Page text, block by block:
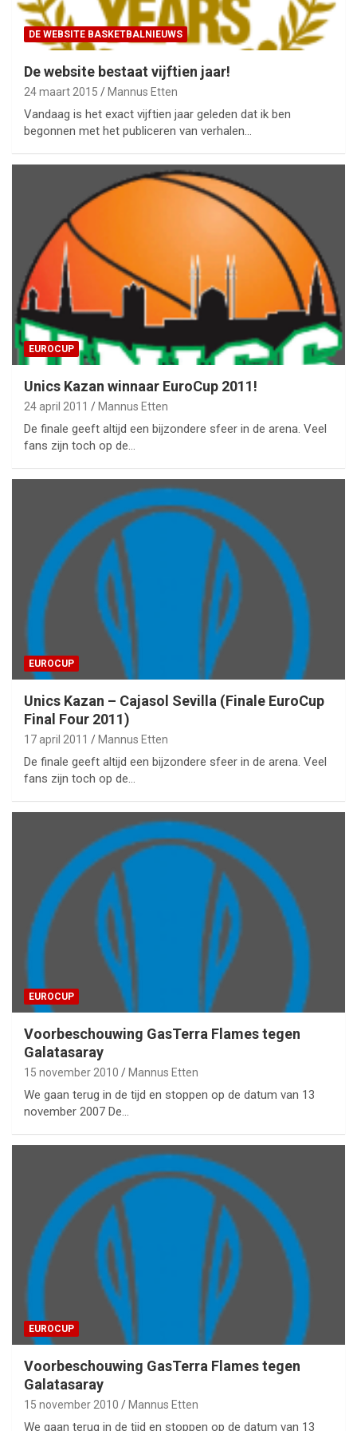
DE WEBSITE BASKETBALNIEUWS
De website bestaat vijftien jaar!
24 maart 2015 Mannus Etten
Vandaag is het exact vijftien jaar geleden dat ik ben
begonnen met het publiceren van verhalen…
EUROCUP
Unics Kazan winnaar EuroCup 2011!
24 april 2011 Mannus Etten
De finale geeft altijd een bijzondere sfeer in de arena. Veel
fans zijn toch op de…
EUROCUP
Unics Kazan – Cajasol Sevilla (Finale EuroCup
Final Four 2011)
17 april 2011 Mannus Etten
De finale geeft altijd een bijzondere sfeer in de arena. Veel
fans zijn toch op de…
EUROCUP
Voorbeschouwing GasTerra Flames tegen
Galatasaray
15 november 2010 Mannus Etten
We gaan terug in de tijd en stoppen op de datum van 13
november 2007 De…
EUROCUP
Voorbeschouwing GasTerra Flames tegen
Galatasaray
15 november 2010 Mannus Etten
We gaan terug in de tijd en stoppen op de datum van 13